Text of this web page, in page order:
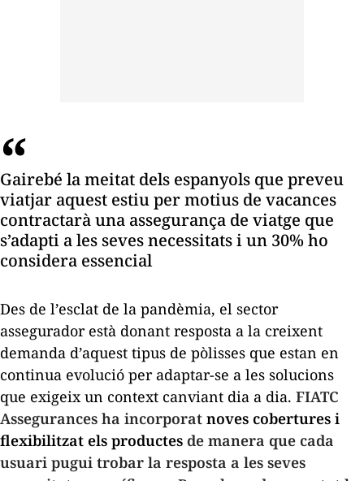
Gairebé la meitat dels espanyols que preveu
viatjar aquest estiu per motius de vacances
contractarà una assegurança de viatge que
s’adapti a les seves necessitats i un 30% ho
considera essencial
Des de l’esclat de la pandèmia, el sector
assegurador està donant resposta a la creixent
demanda d’aquest tipus de pòlisses que estan en
continua evolució per adaptar-se a les solucions
que exigeix un context canviant dia a dia. FIATC
Assegurances ha incorporat noves cobertures i
flexibilitzat els productes de manera que cada
usuari pugui trobar la resposta a les seves